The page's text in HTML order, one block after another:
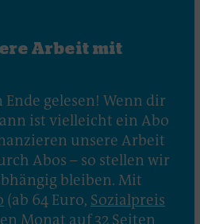
Arbeit mit
Ende gelesen! Wenn dir
ist vielleicht ein Abo
unsere Arbeit
Abos – so stellen wir
bleiben. Mit
(ab 64 Euro, Sozialpreis
Monat auf 32 Seiten